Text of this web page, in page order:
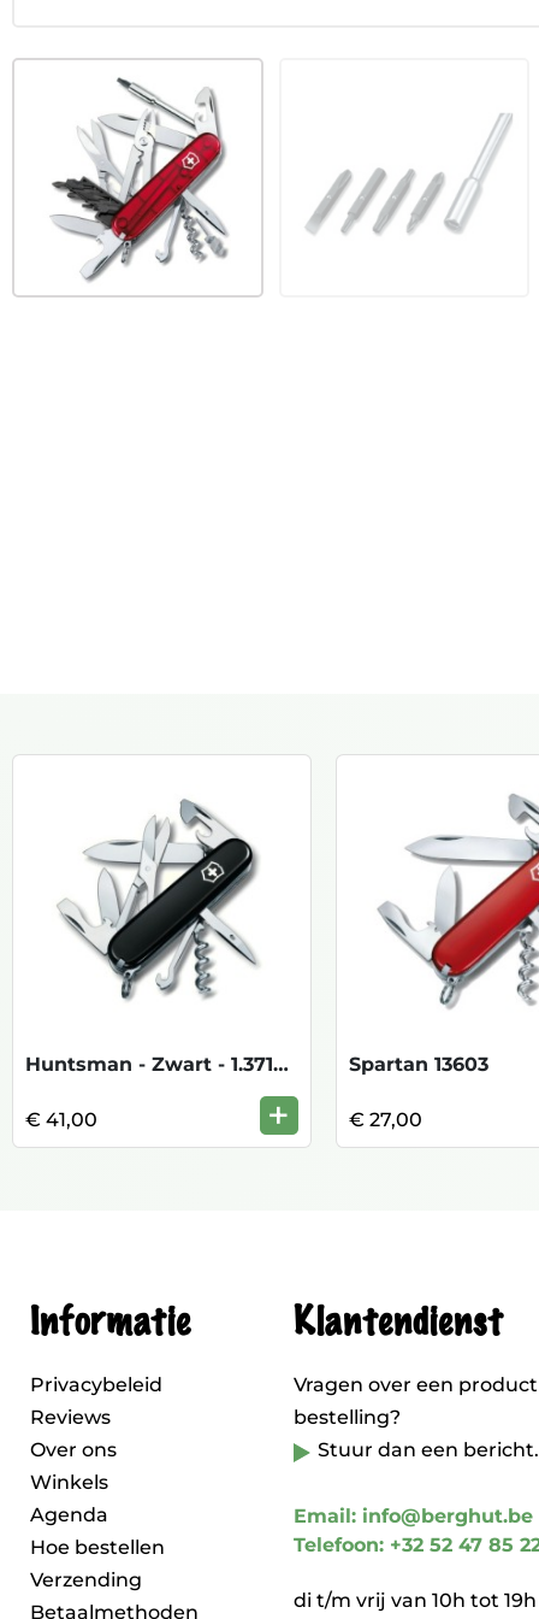
Huntsman - Zwart - 1.3713.3
€ 41,00 +
Spartan 13603
€ 27,00
Informatie
Privacybeleid
Reviews
Over ons
Winkels
Agenda
Hoe bestellen
Verzending
Betaalmethoden
Klantendienst
Vragen over een
bestelling?
Stuur dan een bericht.
Email: info@berghut.be
Telefoon: +32 52 47 85
di t/m vrij van 10h tot 19h